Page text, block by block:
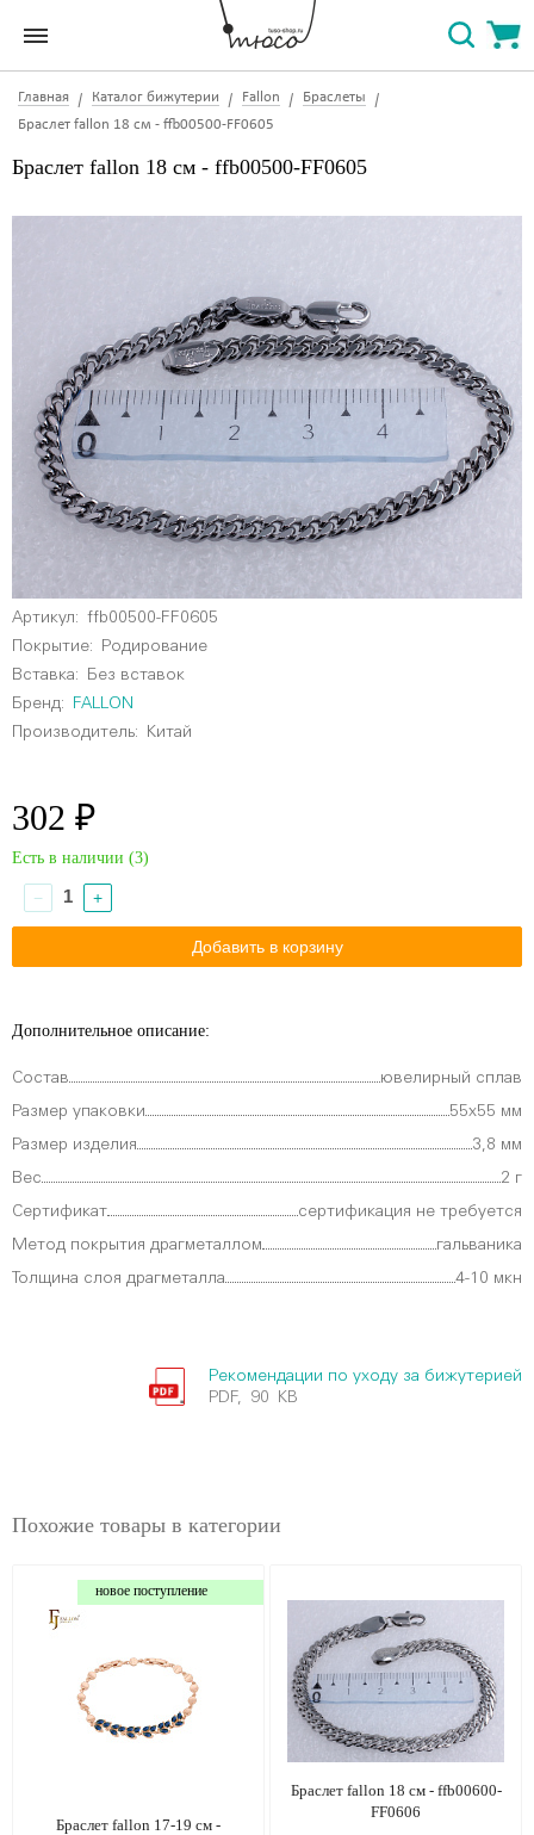
Главная Каталог бижутерии Fallon
Браслеты
Браслет fallon 18 см - ffb00500-FF0605
Браслет fallon 18 см - ffb00500-FF0605
Артикул:
ffb00500-FF0605
Покрытие: Родирование
Вставка: Без вставок
Бренд:
FALLON
Производитель: Китай
302 ₽
Есть в наличии (3)
− +
Дополнительное описание:
Состав ювелирный сплав
Размер упаковки 55х55 мм
Размер изделия 3,8 мм
Вес 2 г
Сертификат сертификация не требуется
Метод покрытия драгметаллом гальваника
Толщина слоя драгметалла 4-10 мкн
Рекомендации по уходу за бижутерией
PDF, 90 KB
Похожие товары в категории
новое поступление
Браслет fallon 17-19 см -
Браслет fallon 18 см - ffb00600-
FF0606